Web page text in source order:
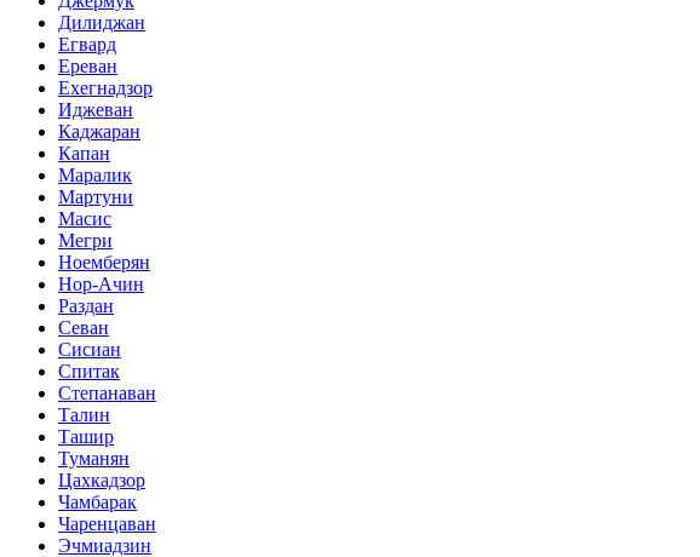
Дилиджан
Егвард
Ереван
Ехегнадзор
Иджеван
Каджаран
Капан
Маралик
Мартуни
Масис
Мегри
Ноемберян
Нор-Ачин
Раздан
Севан
Сисиан
Спитак
Степанаван
Талин
Ташир
Туманян
Цахкадзор
Чамбарак
Чаренцаван
Эчмиадзин